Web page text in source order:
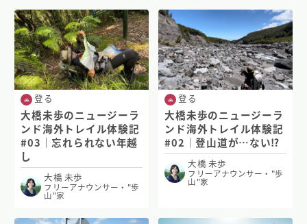
登る
大橋未歩のニュージーラ
ンド海外トレイル体験記
#03｜忘れられない年越
し
大橋 未歩
フリーアナウンサー・"歩
山"家
登る
大橋未歩のニュージーラ
ンド海外トレイル体験記
#02｜登山道が…ない⁉
大橋 未歩
フリーアナウンサー・"歩
山"家